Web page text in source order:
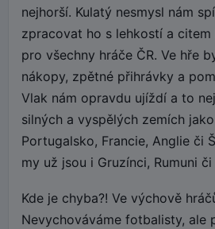
nejhorší. Kulatý nesmysl nám
zpracovat ho s lehkostí a
pro všechny hráče ČR. Ve hře
nákopy, zpětné přihrávky a
Vlak nám opravdu ujíždí a to
silných a vyspělých zemích
Portugalsko, Francie, Anglie či
my už jsou i Gruzínci, Rumuni
Kde je chyba?! Ve výchově
Nevychováváme fotbalisty, ale